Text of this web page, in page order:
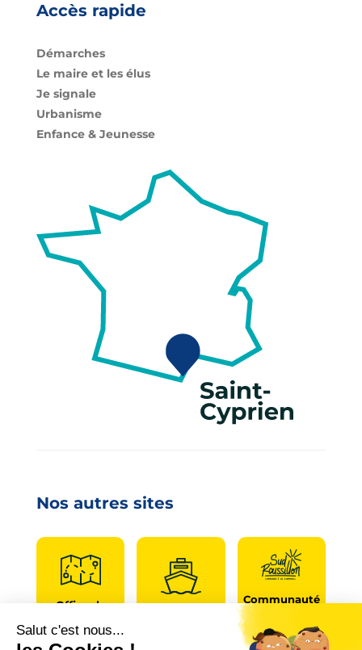
Accès rapide
Démarches
Le maire et les élus
Je signale
Urbanisme
Enfance & Jeunesse
Nos autres sites
Office de
Communauté